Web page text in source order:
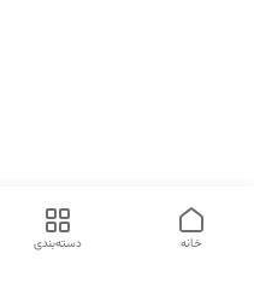
دسته‌بندی خانه